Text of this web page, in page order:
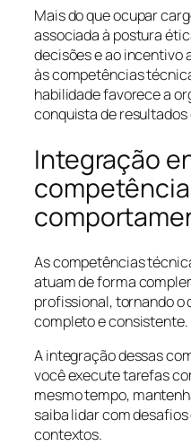
Mais do que ocupar
associada à postura
decisões e ao incentivo
às competências
habilidade favorece a
conquista de
Integração
As competências
atuam de forma
profissional, tornando o
completo e consistente.
A integração dessas
você execute tarefas
mesmo tempo,
saiba lidar com
contextos.